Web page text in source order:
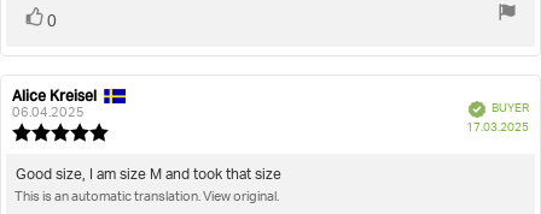
Vote
0
Review
author:
Alice Kreisel
06.04.2025
5.0
out
VerifiedBUYER
17.03.2025
Review
text:
Good size, I am size M and took that size
This is an automatic translation. View original.